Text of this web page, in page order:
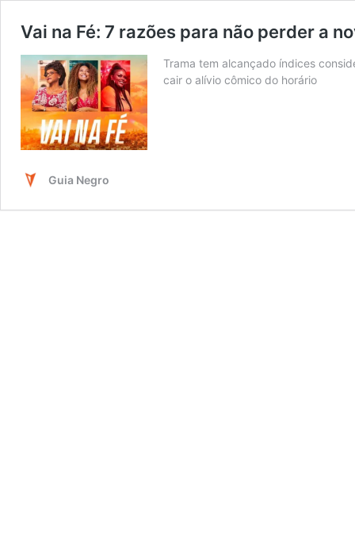
Vai na Fé: 7 razões para não perder a
Trama tem alcançado índices
cair o alívio cômico do horário
Guia Negro